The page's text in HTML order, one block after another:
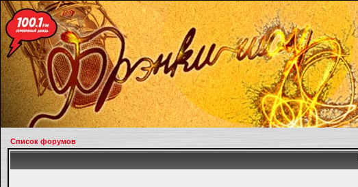
Список форумов